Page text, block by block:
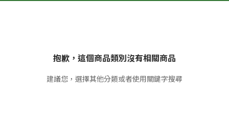
抱歉，這個商品類別沒有相關商品
建議您，選擇其他分類或者使用關鍵字搜尋